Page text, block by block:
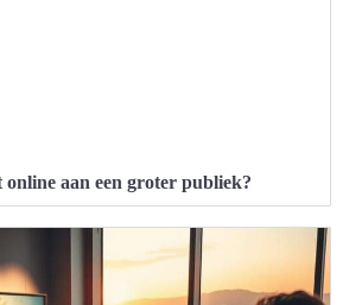
aan een groter publiek?